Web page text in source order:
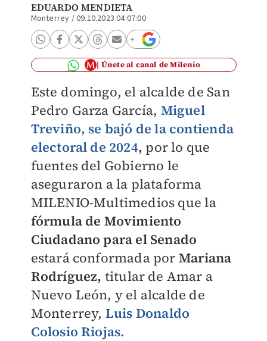
EDUARDO MENDIETA
Monterrey /09.10.2023 04:07:00
Únete al canal de Milenio
Este domingo, el alcalde de San
Pedro Garza García, Miguel
Treviño, se bajó de la contienda
electoral de 2024, por lo que
fuentes del Gobierno le
aseguraron a la plataforma
MILENIO-Multimedios que la
fórmula de Movimiento
Ciudadano para el Senado
estará conformada por Mariana
Rodríguez, titular de Amar a
Nuevo León, y el alcalde de
Monterrey, Luis Donaldo
Colosio Riojas.